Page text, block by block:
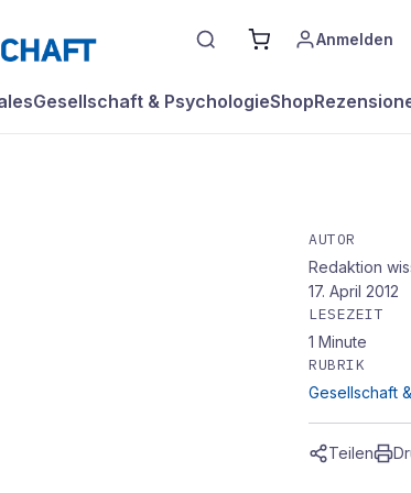
Anmelden
Gesellschaft & PsychologieShop
AUTOR
Redaktion
17. April 2012
LESEZEIT
1 Minute
RUBRIK
Gesellschaft
Teilen